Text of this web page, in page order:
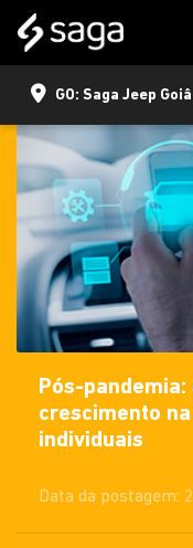
GO: Saga Jeep
Pós-
crescimento
individuais
Data da postagem: